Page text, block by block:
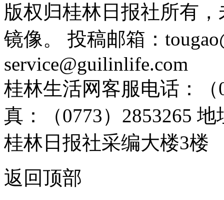
版权归桂林日报社所有
镜像。 投稿邮箱：
service@guilinlife.com
桂林生活网客服电话：（
真：（0773）2853265
桂林日报社采编大楼3楼
返回顶部